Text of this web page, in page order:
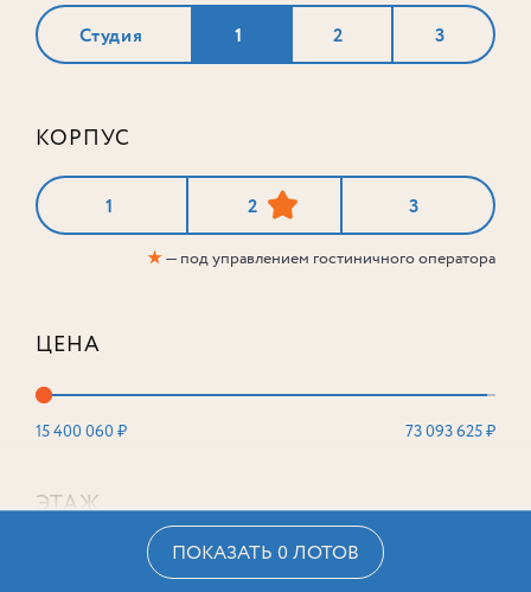
Студия 1 2 3
КОРПУС
1 2 3
★— под управлением гостиничного оператора
ЦЕНА
15 400 060 ₽ 73 093 625 ₽
ЭТАЖ
ПОКАЗАТЬ 0 ЛОТОВ